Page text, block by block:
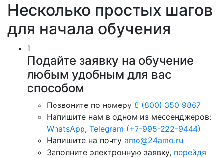
Несколько простых шагов
для начала обучения
1
Подайте заявку на обучение
любым удобным для вас
способом
Позвоните по номеру 8 (800) 350 9867
Напишите нам в одном из мессенджеров:
WhatsApp, Telegram (+7-995-222-9444)
Напишите на почту amo@24amo.ru
Заполните электронную заявку, перейдя